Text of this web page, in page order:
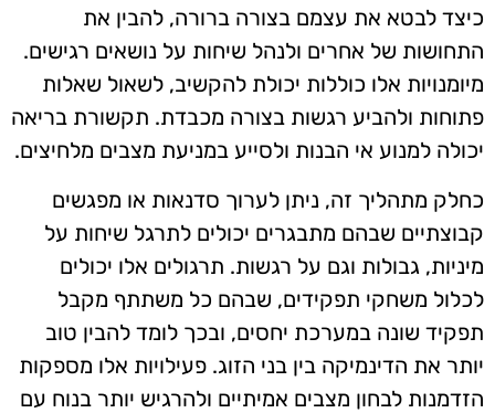
כיצד לבטא את עצמם בצורה ברורה, להבין את
התחושות של אחרים ולנהל שיחות על נושאים רגישים.
מיומנויות אלו כוללות יכולת להקשיב, לשאול שאלות
פתוחות ולהביע רגשות בצורה מכבדת. תקשורת בריאה
יכולה למנוע אי הבנות ולסייע במניעת מצבים מלחיצים.
כחלק מתהליך זה, ניתן לערוך סדנאות או מפגשים
קבוצתיים שבהם מתבגרים יכולים לתרגל שיחות על
מיניות, גבולות וגם על רגשות. תרגולים אלו יכולים
לכלול משחקי תפקידים, שבהם כל משתתף מקבל
תפקיד שונה במערכת יחסים, ובכך לומד להבין טוב
יותר את הדינמיקה בין בני הזוג. פעילויות אלו מספקות
הזדמנות לבחון מצבים אמיתיים ולהרגיש יותר בנוח עם